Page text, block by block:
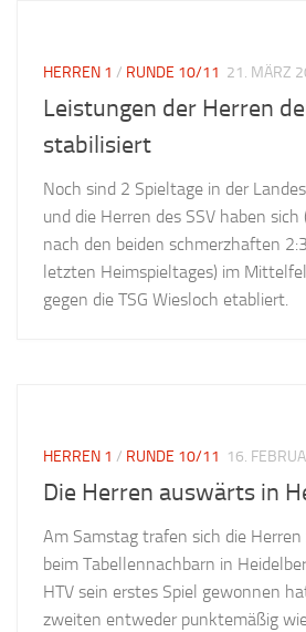
HERREN 1 / RUNDE 10/11 21. MÄRZ
Leistungen der Herren
stabilisiert
Noch sind 2 Spieltage in der
und die Herren des SSV haben
nach den beiden schmerzhaften
letzten Heimspieltages) im
gegen die TSG Wiesloch etabliert.
HERREN 1 / RUNDE 10/11 16.
Die Herren auswärts in
Am Samstag trafen sich die
beim Tabellennachbarn in
HTV sein erstes Spiel gewonnen
zweiten entweder punktemäßig